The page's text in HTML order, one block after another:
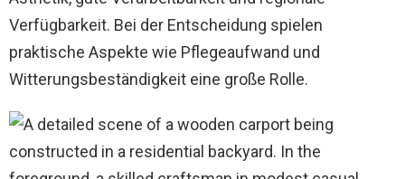
Verfügbarkeit. Bei der Entscheidung spielen
praktische Aspekte wie Pflegeaufwand und
Witterungsbeständigkeit eine große Rolle.